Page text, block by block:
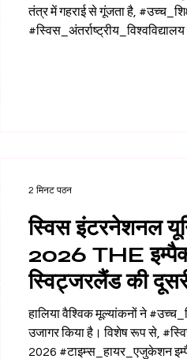
तंत्र में गहराई से गूंजता है,
स्विस इंटरनेशनल
2026 THE
स्विट्जरलैंड की दूसरी
बनी
हालिया वैश्विक मूल्यांकनों ने
उजागर किया है। विशेष रूप से,
2026 #टाइम्स_हायर_एजुकेशन
2 मिनट पठन